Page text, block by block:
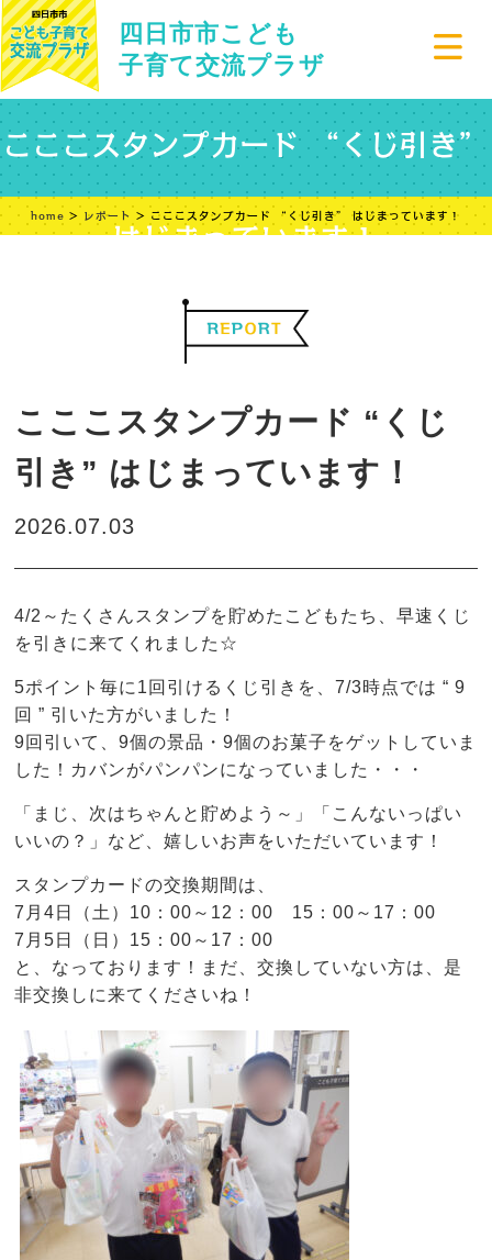
四日市市こども
子育て交流プラザ
こここスタンプカード “くじ引き”
はじまっています！
home > レポート > こここスタンプカード “くじ引き” はじまっています！
こここスタンプカード “くじ
引き” はじまっています！
2026.07.03
4/2～たくさんスタンプを貯めたこどもたち、早速くじ
を引きに来てくれました☆
5ポイント毎に1回引けるくじ引きを、7/3時点では “ 9
回 ” 引いた方がいました！
9回引いて、9個の景品・9個のお菓子をゲットしていま
した！カバンがパンパンになっていました・・・
「まじ、次はちゃんと貯めよう～」「こんないっぱい
いいの？」など、嬉しいお声をいただいています！
スタンプカードの交換期間は、
7月4日（土）10：00～12：00 15：00～17：00
7月5日（日）15：00～17：00
と、なっております！まだ、交換していない方は、是
非交換しに来てくださいね！